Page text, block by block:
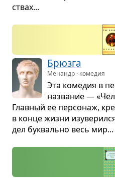
ствах...
Брюзга
Менандр · комедия
Эта коме­дия в
назва­ние —
Глав­ный ее пер­со­наж,
в конце жизни
дел бук­вально весь мир...